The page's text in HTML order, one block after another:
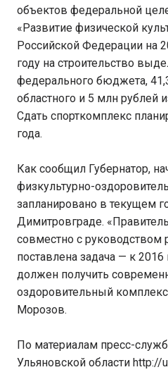
объектов федеральной
«Развитие физической
Российской Федерации на
году на строительство
федерального бюджета,
областного и 5 млн рублей
Сдать спорткомплекс
года.
Как сообщил Губернатор,
физкультурно-
запланировано в текущем
Димитровграде.
совместно с руководством
поставлена задача — к
должен получить
оздоровительный
Морозов.
По материалам пресс-
Ульяновской области http://